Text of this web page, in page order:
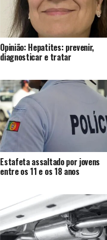
Opinião: Hepatites: prevenir,
diagnosticar e tratar
Estafeta assaltado por jovens
entre os 11 e os 18 anos